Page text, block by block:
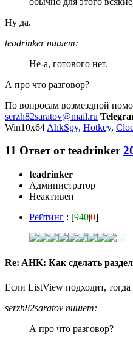
Ну да.
teadrinker пишет:
Не-а, готового нет.
А про что разговор?
По вопросам возмездной
serzh82saratov@mail.ru
Win10x64 AhkSpy, Hotkey,
11 Ответ отteadrinker
teadrinker
Администратор
Неактивен
Рейтинг : [940|0]
Re: AHK: Как сделать
Если ListView подходит,
serzh82saratov пишет:
А про что разговор?